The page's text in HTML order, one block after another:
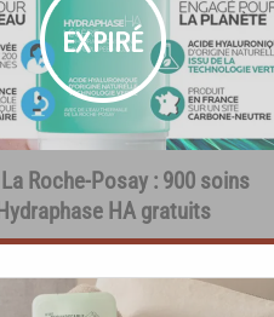
Roche-Posay : 900 soins
Hydraphase HA gratuits